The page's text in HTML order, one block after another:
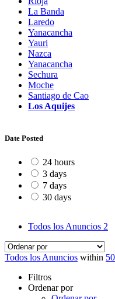
La Banda
Laredo
Yanacancha
Yauri
Nazca
Yanacancha
Sechura
Moche
Santiago de Cao
Los Aquijes
Date Posted
24 hours
3 days
7 days
30 days
Todos los Anuncios 2
Todos los Anuncios within
Filtros
Ordenar por